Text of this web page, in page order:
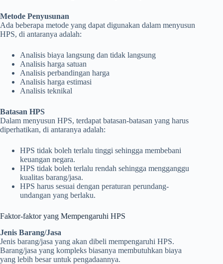
Metode Penyusunan
Ada beberapa metode yang dapat digunakan dalam menyusun
HPS, di antaranya adalah:
Analisis biaya langsung dan tidak langsung
Analisis harga satuan
Analisis perbandingan harga
Analisis harga estimasi
Analisis teknikal
Batasan HPS
Dalam menyusun HPS, terdapat batasan-batasan yang harus
diperhatikan, di antaranya adalah:
HPS tidak boleh terlalu tinggi sehingga membebani
keuangan negara.
HPS tidak boleh terlalu rendah sehingga mengganggu
kualitas barang/jasa.
HPS harus sesuai dengan peraturan perundang-
undangan yang berlaku.
Faktor-faktor yang Mempengaruhi HPS
Jenis Barang/Jasa
Jenis barang/jasa yang akan dibeli mempengaruhi HPS.
Barang/jasa yang kompleks biasanya membutuhkan biaya
yang lebih besar untuk pengadaannya.